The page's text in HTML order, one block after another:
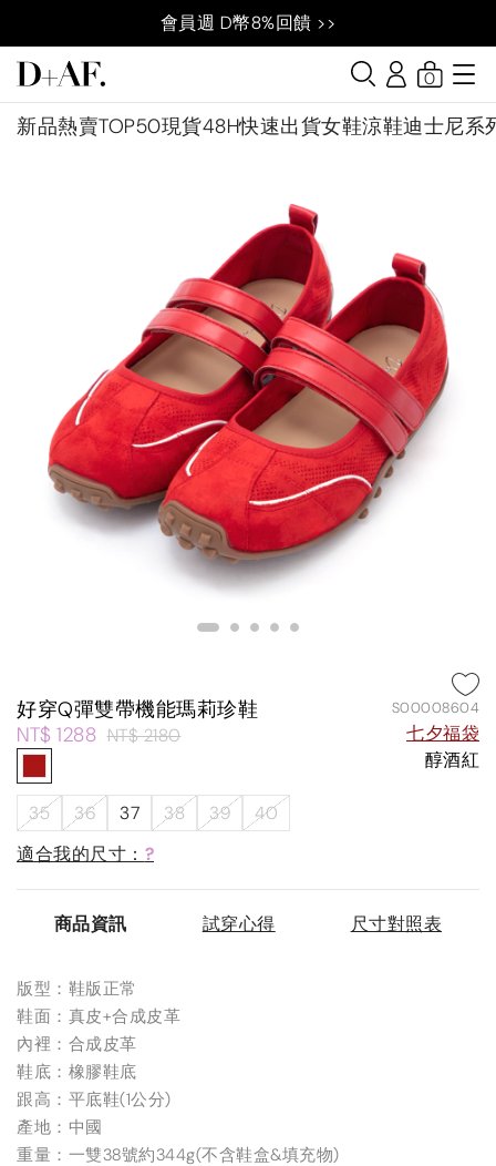
會員週 D幣8%回饋 >>
新品熱賣TOP50現貨48H快速出貨女鞋涼鞋迪士尼系
0
好穿Q彈雙帶機能瑪莉珍鞋 S00008604
NT$ 1288 NT$ 2180
七夕福袋
醇酒紅
35 36 37 38 39
40
適合我的尺寸： ?
商品資訊 試穿心得 尺寸對照表
版型：鞋版正常
鞋面：真皮+合成皮革
內裡：合成皮革
鞋底：橡膠鞋底
跟高：平底鞋(1公分)
產地：中國
重量：一雙38號約344g(不含鞋盒&填充物)